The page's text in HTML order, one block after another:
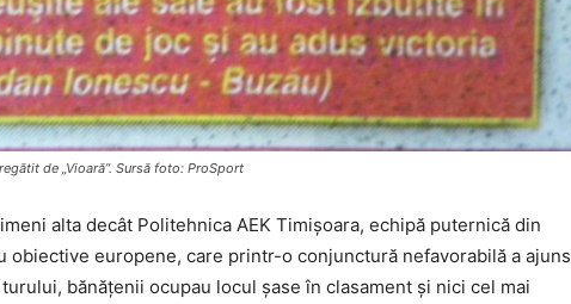
de „Vioară”. Sursă foto: ProSport
alta decât Politehnica AEK Timişoara, echipă puternică din
obiective europene, care printr-o conjunctură nefavorabilă a ajuns
bănăţenii ocupau locul şase în clasament şi nici cel mai